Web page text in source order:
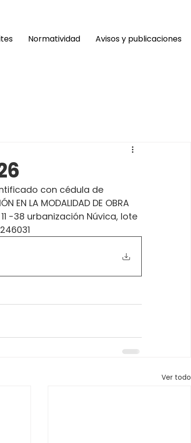
Normatividad Avisos y publicaciones
con cédula de
EN LA MODALIDAD DE OBRA
-38 urbanización Núvica, lote
Ver todo